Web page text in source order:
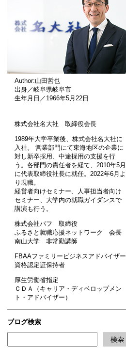
Author:山田哲也
出身／岐阜県岐阜市
生年月日／1966年5月22日
株式会社名大社 取締役会長
1989年大学卒業後、株式会社名大社に
入社。 営業部門にて東海地区の企業に
対し新卒採用、中途採用の支援を行
う。各部門の責任者を経て、2010年5月
に代表取締役社長に就任。2022年6月よ
り現職。
経営者向けセミナー、人事担当者向け
セミナー、大学内の就職ガイダンスで
講演も行う。
株式会社パフ 取締役
ふるさと就職応援ネットワーク 会長
南山大学 非常勤講師
FBAAファミリービジネスアドバイザー
資格認定証保持者
厚生労働省指定
ＣＤＡ（キャリア・ディベロップメン
ト・アドバイザー）
ブログ検索